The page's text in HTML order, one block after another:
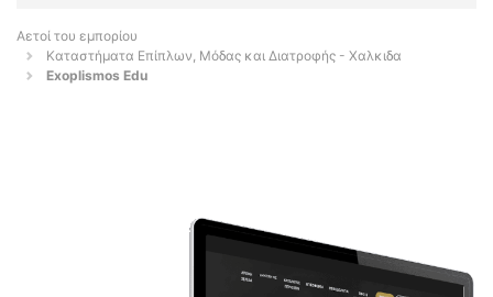
Αετοί του εμπορίου
Καταστήματα Επίπλων, Μόδας και Διατροφής - Χαλκιδα
Exoplismos Edu